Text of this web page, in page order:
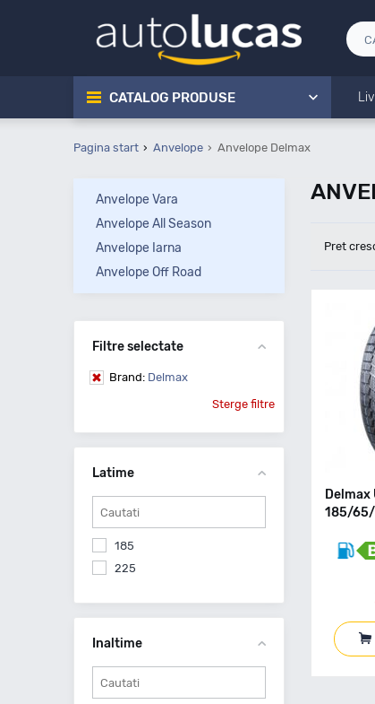
CATALOG PRODUSE
Pagina start Anvelope Anvelope Delmax
Pret
Delmax
185/65/
Anvelope Vara
Anvelope All Season
Anvelope Iarna
Anvelope Off Road
Filtre selectate
Brand: Delmax
Sterge filtre
Latime
185
225
Inaltime